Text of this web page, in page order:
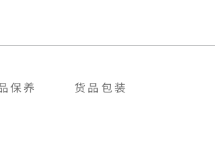
保养 货品包装